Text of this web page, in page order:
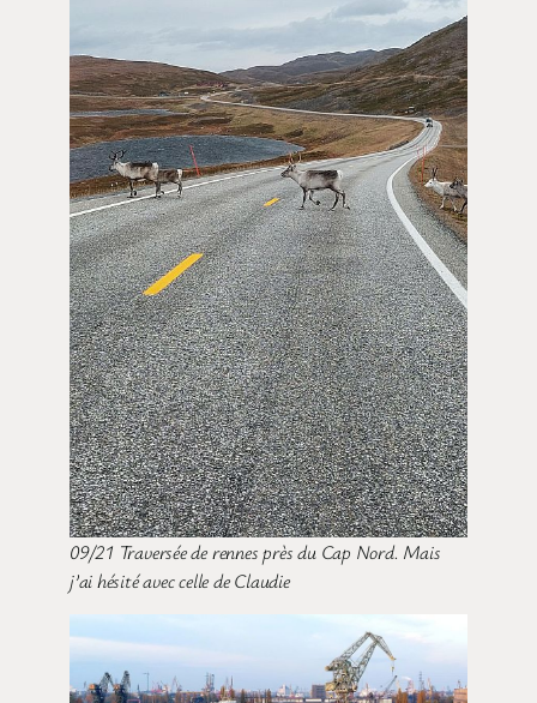
09/21 Traversée de rennes près du Cap Nord. Mais
j’ai hésité avec celle de Claudie